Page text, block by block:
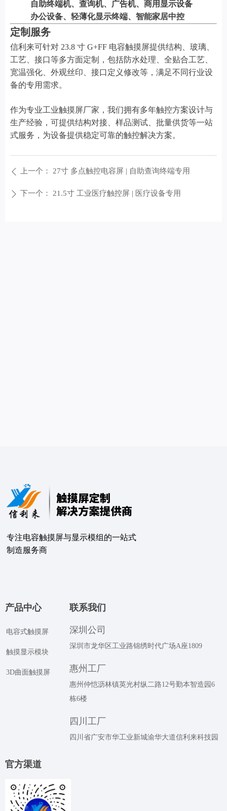
ꄴ 上一个： 27寸 多点触控电容屏 | 自助查询终端专用
ꄲ 下一个： 21.5寸 工业医疗触控屏 | 医疗设备专用
自助终端机、查询机、广告机、商用显示设备
办公设备、轻薄化显示终端、智能家居中控
定制服务
信利来可针对 23.8 寸 G+FF 电容触摸屏提供结构、玻璃、
工艺、接口等多方面定制，包括防水处理、全贴合工艺、
宽温强化、外观丝印、接口定义修改等，满足不同行业设
备的专用需求。
作为专业工业触摸屏厂家，我们拥有多年触控方案设计与
生产经验，可提供结构对接、样品测试、批量供货等一站
式服务，为设备提供稳定可靠的触控解决方案。
专注电容触摸屏与显示模组的⼀站式
制造服务商
联系我们
深圳公司
深圳市龙华区工业路锦绣时代广场A座1809
惠州工厂
惠州仲恺沥林镇英光村纵二路12号勤本智造园6
栋6楼
四川工厂
四川省广安市华工业新城渝华大道信利来科技园
产品中心
电容式触摸屏
触摸显示模块
3D曲面触摸屏
官⽅渠道